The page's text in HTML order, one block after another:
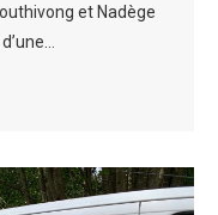
et Nadège